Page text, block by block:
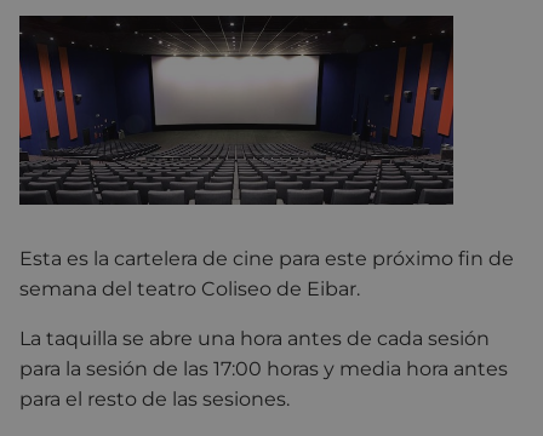
Esta es la cartelera de cine para este próximo fin de
semana del teatro Coliseo de Eibar.
La taquilla se abre una hora antes de cada sesión
para la sesión de las 17:00 horas y media hora antes
para el resto de las sesiones.